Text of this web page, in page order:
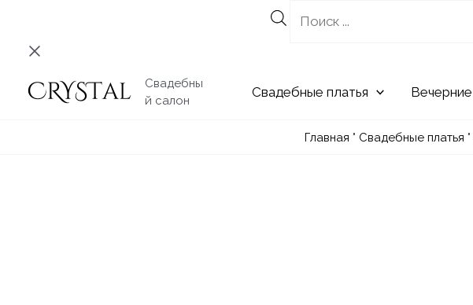
содержимому
Свадебны
й салон
Свадебные Вечерние
Главная " Свадебные платья "